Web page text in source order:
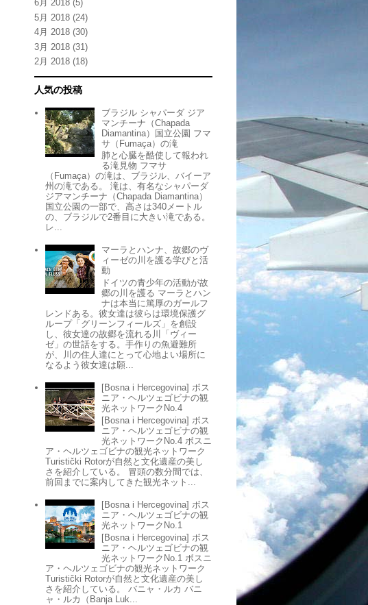
6月 2018 (5)
5月 2018 (24)
4月 2018 (30)
3月 2018 (31)
2月 2018 (18)
人気の投稿
ブラジル シャパーダ ジア
マンチーナ（Chapada
Diamantina）国立公園 フマ
サ（Fumaça）の滝
肺と心臓を酷使して報われ
る滝見物 フマサ
（Fumaça）の滝は、ブラジル、バイーア
州の滝である。 滝は、有名なシャパーダ
ジアマンチーナ（Chapada Diamantina）
国立公園の一部で、高さは340メートル
の、ブラジルで2番目に大きい滝である。
レ...
マーラとハンナ、故郷のヴ
ィーゼの川を護る学びと活
動
ドイツの青少年の活動が故
郷の川を護る マーラとハン
ナは本当に篤厚のガールフ
レンドある。彼女達は彼らは環境保護グ
ループ「グリーンフィールズ」を創設
し、彼女達の故郷を流れる川「ヴィー
ゼ」の世話をする。手作りの魚避難所
が、川の住人達にとって心地よい場所に
なるよう彼女達は願...
[Bosna i Hercegovina] ボス
ニア・ヘルツェゴビナの観
光ネットワークNo.4
[Bosna i Hercegovina] ボス
ニア・ヘルツェゴビナの観
光ネットワークNo.4 ボスニ
ア・ヘルツェゴビナの観光ネットワーク
Turistički Rotorが自然と文化遺産の美し
さを紹介している。 冒頭の数分間では、
前回までに案内してきた観光ネット...
[Bosna i Hercegovina] ボス
ニア・ヘルツェゴビナの観
光ネットワークNo.1
[Bosna i Hercegovina] ボス
ニア・ヘルツェゴビナの観
光ネットワークNo.1 ボスニ
ア・ヘルツェゴビナの観光ネットワーク
Turistički Rotorが自然と文化遺産の美し
さを紹介している。 バニャ・ルカ バニ
ャ・ルカ（Banja Luk...